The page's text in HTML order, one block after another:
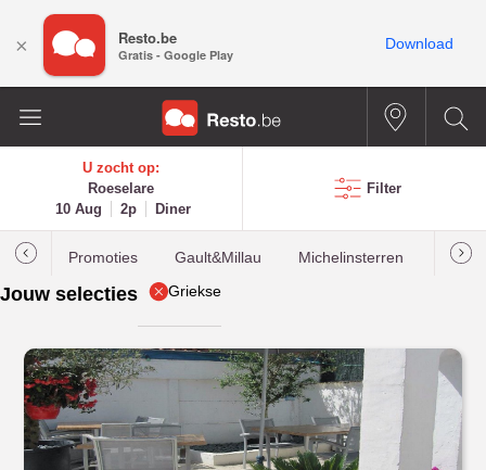
U zocht op:
Roeselare
10 Aug
2p Diner
Filter
Promoties Gault&Millau Michelinsterren
Jouw selecties Griekse
× Resto.be
Gratis - Google Play
Download